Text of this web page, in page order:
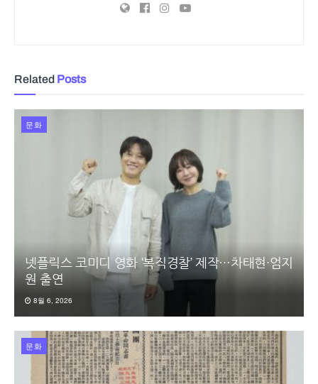
Related Posts
문화
넷플릭스 코미디 영화 ‘복직경찰’ 제작…차태현·엄지
원 출연
8월 6, 2026
문화